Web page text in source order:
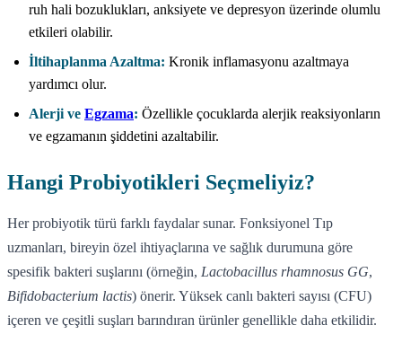
ruh hali bozuklukları, anksiyete ve depresyon üzerinde olumlu
etkileri olabilir.
İltihaplanma Azaltma: Kronik inflamasyonu azaltmaya
yardımcı olur.
Alerji ve Egzama: Özellikle çocuklarda alerjik reaksiyonların
ve egzamanın şiddetini azaltabilir.
Hangi Probiyotikleri Seçmeliyiz?
Her probiyotik türü farklı faydalar sunar. Fonksiyonel Tıp
uzmanları, bireyin özel ihtiyaçlarına ve sağlık durumuna göre
spesifik bakteri suşlarını (örneğin, Lactobacillus rhamnosus GG,
Bifidobacterium lactis) önerir. Yüksek canlı bakteri sayısı (CFU)
içeren ve çeşitli suşları barındıran ürünler genellikle daha etkilidir.